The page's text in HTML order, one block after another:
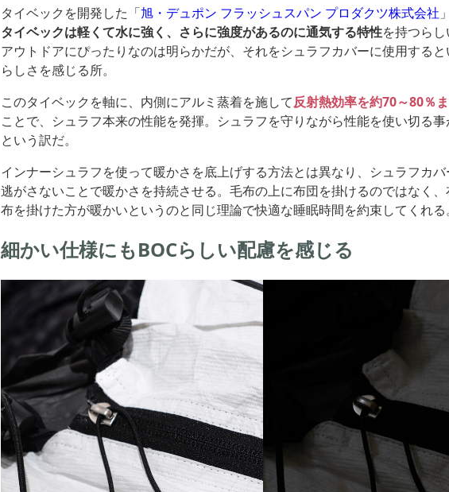
タイベックを開発した「旭・デュポン フラッシュスパン プロダクツ株式会社
タイベックは軽くて水に強く、さらに強度があるのに通気する特性を持つら
アウトドアにぴったりなのは明らかだが、それをシュラフカバーに使用する
らしさを感じる所。
このタイベックを軸に、内側にアルミ蒸着を施して反射熱効率を約70～80％
ことで、シュラフ本来の性能を発揮。シュラフを守りながら性能を使い切る
という訳だ。
インナーシュラフを使って暖かさを底上げする方法とは異なり、シュラフカ
逃がさないことで暖かさを持続させる。毛布の上に布団を掛けるのではなく
布を掛けた方が暖かいというのと同じ理論で快適な睡眠時間を約束してくれる。
細かい仕様にもBOCらしい配慮を感じる